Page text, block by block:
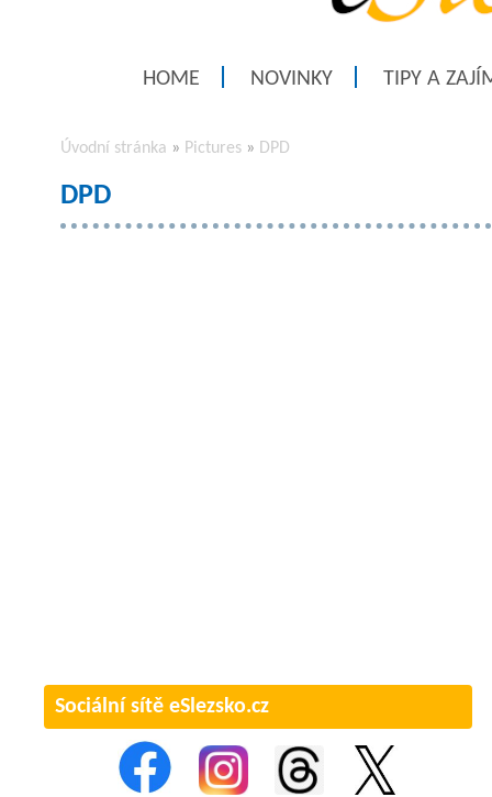
HOME NOVINKY TIPY A
Úvodní stránka » Pictures » DPD
DPD
Sociální sítě eSlezsko.cz